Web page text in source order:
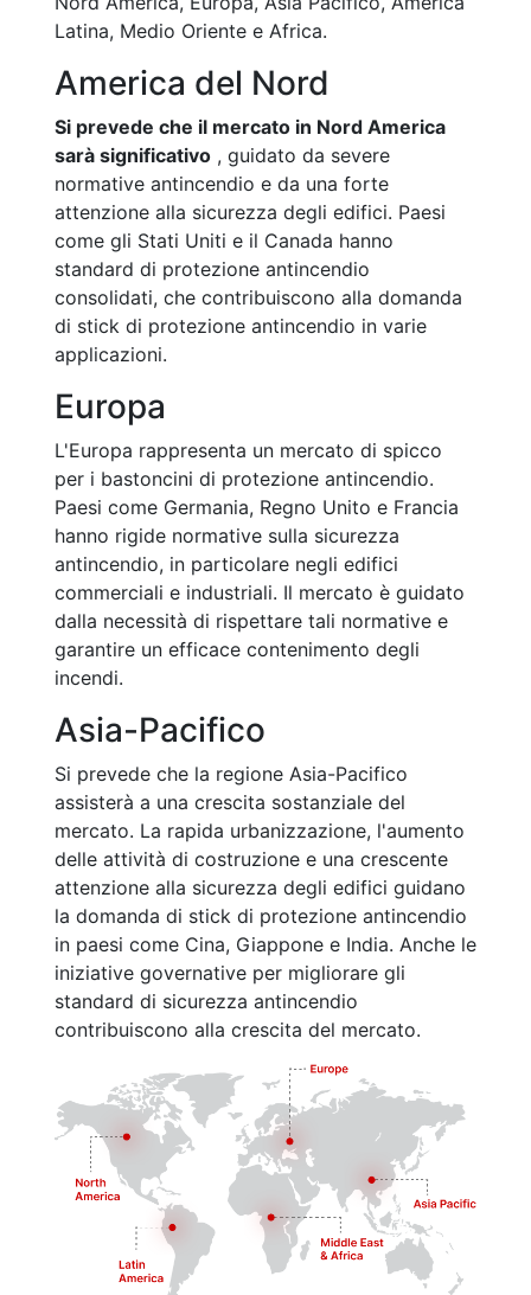
Latina, Medio Oriente e Africa.
America del Nord
Si prevede che il mercato in Nord America
sarà significativo , guidato da severe
normative antincendio e da una forte
attenzione alla sicurezza degli edifici. Paesi
come gli Stati Uniti e il Canada hanno
standard di protezione antincendio
consolidati, che contribuiscono alla domanda
di stick di protezione antincendio in varie
applicazioni.
Europa
L'Europa rappresenta un mercato di spicco
per i bastoncini di protezione antincendio.
Paesi come Germania, Regno Unito e Francia
hanno rigide normative sulla sicurezza
antincendio, in particolare negli edifici
commerciali e industriali. Il mercato è guidato
dalla necessità di rispettare tali normative e
garantire un efficace contenimento degli
incendi.
Asia-Pacifico
Si prevede che la regione Asia-Pacifico
assisterà a una crescita sostanziale del
mercato. La rapida urbanizzazione, l'aumento
delle attività di costruzione e una crescente
attenzione alla sicurezza degli edifici guidano
la domanda di stick di protezione antincendio
in paesi come Cina, Giappone e India. Anche le
iniziative governative per migliorare gli
standard di sicurezza antincendio
contribuiscono alla crescita del mercato.